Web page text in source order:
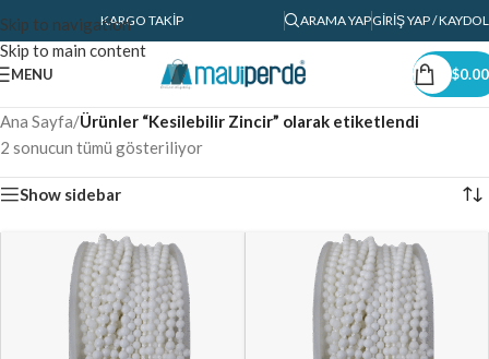
Skip to navigation
Skip to main content
KARGO TAKIP ARAMA YAPGIRIŞ YAP / KAYDOL
MENU $0.00
Ana Sayfa/Ürünler “Kesilebilir Zincir” olarak etiketlendi
2 sonucun tümü gösteriliyor
Show sidebar